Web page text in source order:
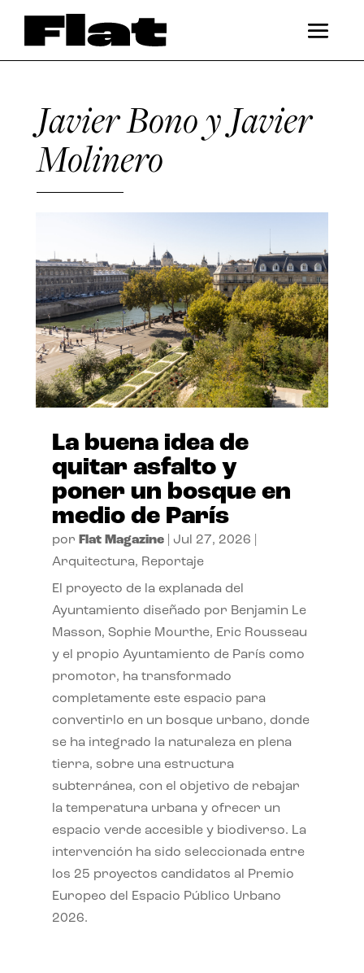
Javier Bono y Javier
Molinero
La buena idea de
quitar asfalto y
poner un bosque en
medio de París
por Flat Magazine| Jul 27, 2026
Arquitectura, Reportaje
El proyecto de la explanada del
Ayuntamiento diseñado por Benjamin Le
Masson, Sophie Mourthe, Eric Rousseau
y el propio Ayuntamiento de París como
promotor, ha transformado
completamente este espacio para
convertirlo en un bosque urbano, donde
se ha integrado la naturaleza en plena
tierra, sobre una estructura
subterránea, con el objetivo de rebajar
la temperatura urbana y ofrecer un
espacio verde accesible y biodiverso. La
intervención ha sido seleccionada entre
los 25 proyectos candidatos al Premio
Europeo del Espacio Público Urbano
2026.